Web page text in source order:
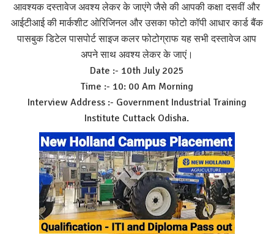
आवश्यक दस्तावेज अवश्य लेकर के जाएंगे जैसे की आपकी कक्षा दसवीं और
आईटीआई की मार्कशीट ओरिजिनल और उसका फोटो कॉपी आधार कार्ड बैंक
पासबुक डिटेल पासपोर्ट साइज कलर फोटोग्राफ यह सभी दस्तावेज आप
अपने साथ अवश्य लेकर के जाएं।
Date :- 10th July 2025
Time :- 10: 00 Am Morning
Interview Address :- Government Industrial Training
Institute Cuttack Odisha.